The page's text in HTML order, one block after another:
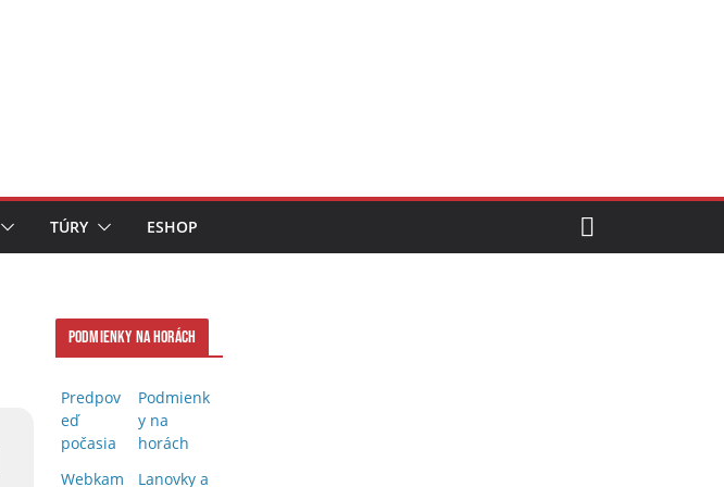
TÚRY ESHOP
Podmienky na horách
Predpov
eď
počasia
Webkam
Podmienk
y na
horách
Lanovky a